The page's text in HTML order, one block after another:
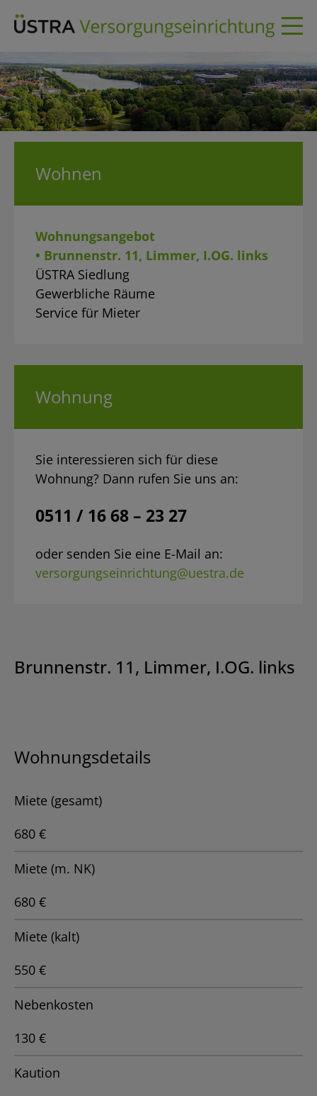
Brunnenstr. 11, Limmer, I.OG. links
Wohnungsdetails
Miete (gesamt)
680 €
Miete (m. NK)
680 €
Miete (kalt)
550 €
Nebenkosten
130 €
Kaution
Wohnen
Wohnungsangebot
• Brunnenstr. 11, Limmer, I.OG. links
ÜSTRA Siedlung
Gewerbliche Räume
Service für Mieter
Wohnung
Sie interessieren sich für diese
Wohnung? Dann rufen Sie uns an:
0511 / 16 68 – 23 27
oder senden Sie eine E-Mail an:
versorgungseinrichtung@uestra.de